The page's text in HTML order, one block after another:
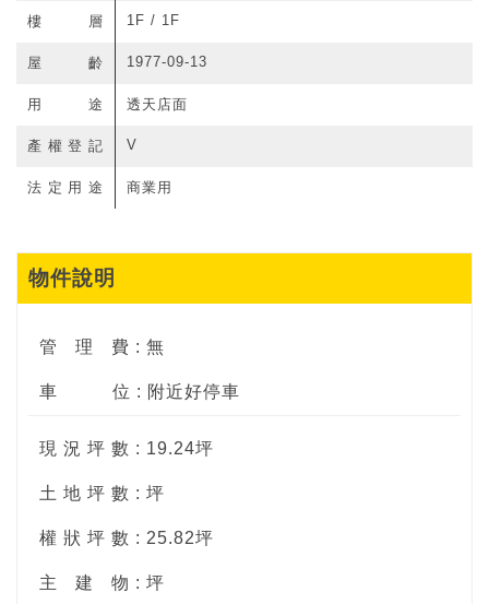
樓層 1F / 1F
屋齡 1977-09-13
用途 透天店面
產權登記 V
法定用途 商業用
物件說明
管 理 費 : 無
車 位 : 附近好停車
現 況 坪 數 : 19.24坪
土 地 坪 數 : 坪
權 狀 坪 數 : 25.82坪
主 建 物 : 坪